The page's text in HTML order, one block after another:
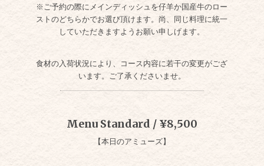
※ご予約の際にメインディッシュを仔羊か国産牛のロー
ストのどちらかでお選び頂けます。尚、同じ料理に統一
していただきますようお願い申しげます。
食材の入荷状況により、コース内容に若干の変更がござ
います。ご了承くださいませ。
Menu Standard / ¥8,500
【本日のアミューズ】